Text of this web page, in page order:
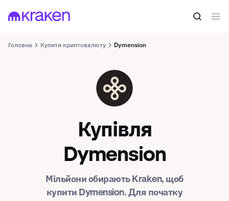
Головна Купити криптовалюту Dymension
DYM
Купівля
Dymension
Мільйони обирають Kraken, щоб
купити Dymension. Для початку